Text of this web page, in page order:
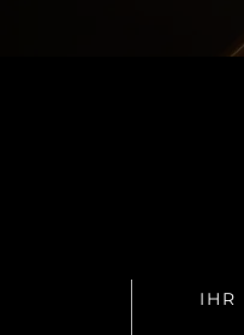
IHR